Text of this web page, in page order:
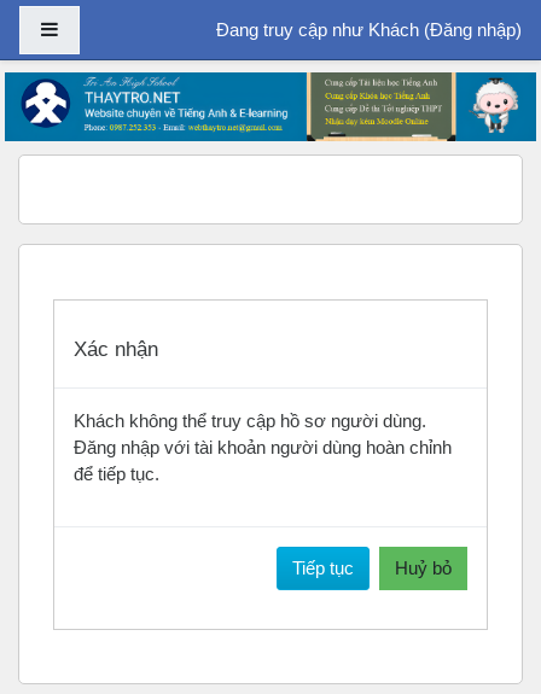
Chuyển tới nội dung chính
Bảng điều khiển cạnhĐang truy cập như Khách (Đăng nhập)
Xác nhận
Khách không thể truy cập hồ sơ người dùng.
Đăng nhập với tài khoản người dùng hoàn chỉnh
để tiếp tục.
Tiếp tục Huỷ bỏ